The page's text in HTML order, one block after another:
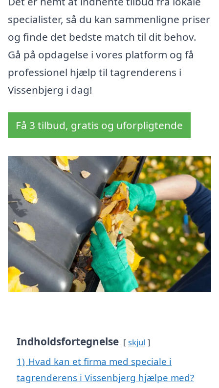
specialister, så du kan sammenligne priser
og finde det bedste match til dit behov.
Gå på opdagelse i vores platform og få
professionel hjælp til tagrenderens i
Vissenbjerg i dag!
Få 3 tilbud, gratis og uforpligtende
Indholdsfortegnelse skjul
1) Hvad kan et firma med speciale i
tagrenderens i Vissenbjerg hjælpe med?